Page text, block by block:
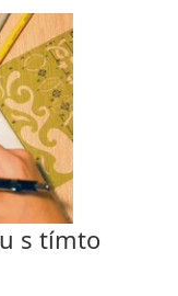
s tímto